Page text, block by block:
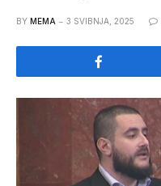
BY MEMA 3 SVIBNJA, 2025